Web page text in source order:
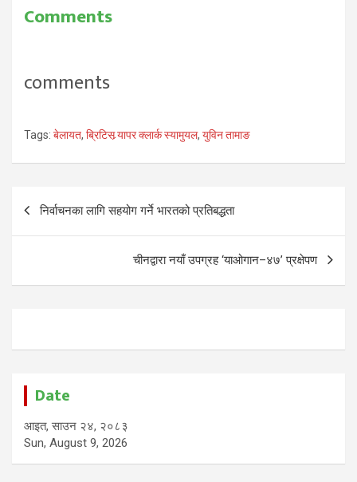
Comments
comments
Tags: बेलायत, ब्रिटिस र्‍यापर क्लार्क स्यामुयल, युविन तामाङ
Post
navigation
निर्वाचनका लागि सहयोग गर्ने भारतको प्रतिबद्धता
चीनद्वारा नयाँ उपग्रह ‘याओगान–४७’ प्रक्षेपण
Date
आइत, साउन २४, २०८३
Sun, August 9, 2026